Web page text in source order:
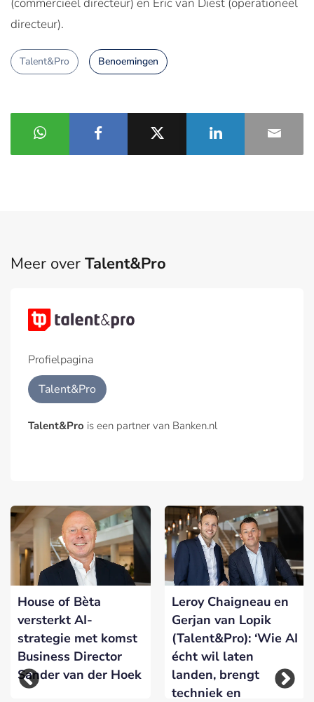
directeur).
Talent&Pro Benoemingen
Meer over Talent&Pro
Profielpagina
Talent&Pro
Talent&Pro is een partner van Banken.nl
House of Bèta
versterkt AI-
strategie met komst
Business Director
Sander van der Hoek
Leroy Chaigneau en
Gerjan van Lopik
(Talent&Pro): ‘Wie AI
écht wil laten
landen, brengt
techniek en